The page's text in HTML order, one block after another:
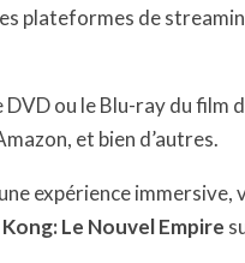
plateformes de
ou le Blu-ray du film
et bien d’autres.
expérience immersive,
Le Nouvel Empire